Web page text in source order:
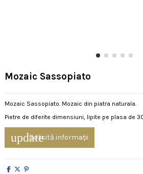
Mozaic Sassopiato
Mozaic Sassopiato. Mozaic din piatra naturala.
Pietre de diferite dimensiuni, lipite pe plasa de
updateSolicită informații